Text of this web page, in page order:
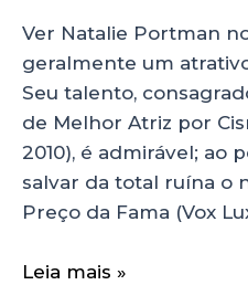
Ver Natalie Portman
geralmente um
Seu talento,
de Melhor Atriz por
2010), é admirável; ao
salvar da total ruína o
Preço da Fama (Vox
Leia mais »